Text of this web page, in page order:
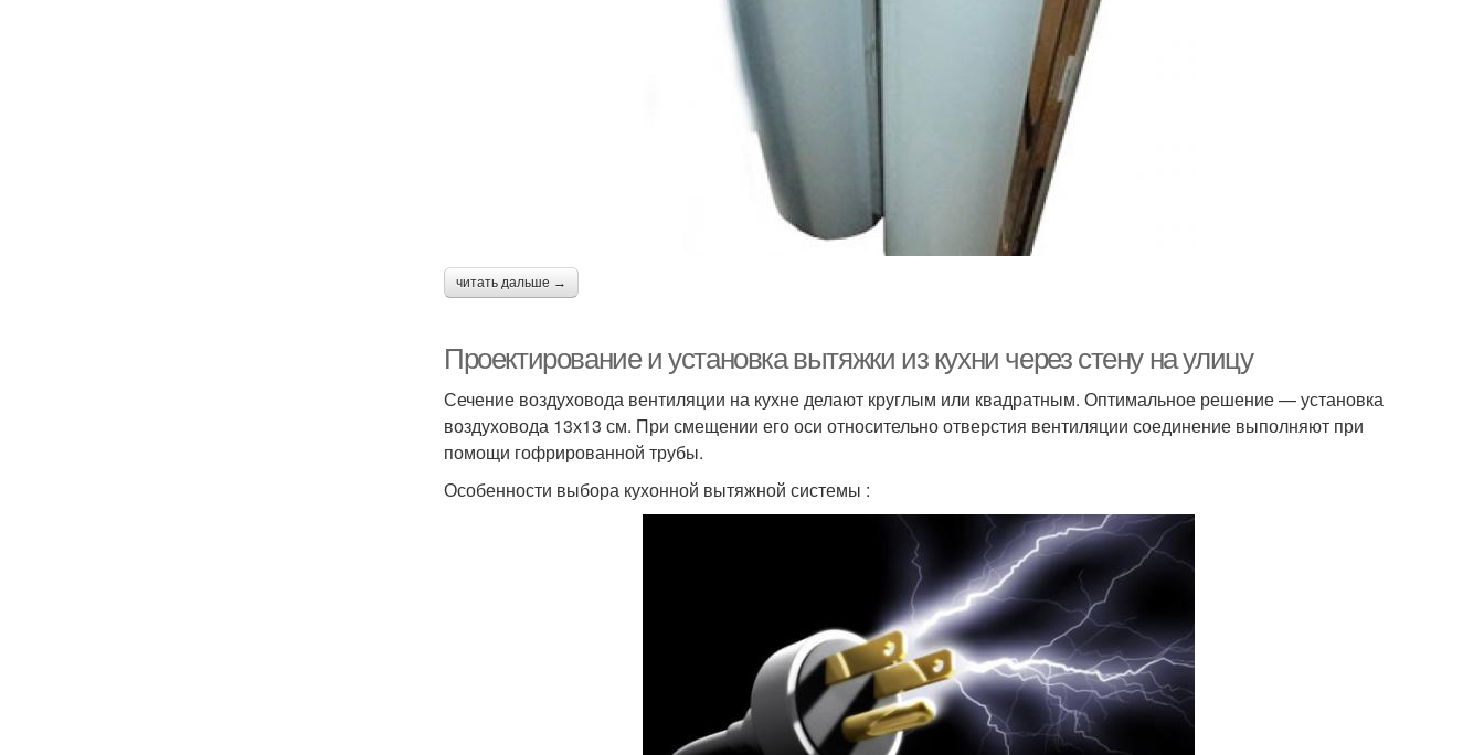
читать дальше →
Проектирование и установка вытяжки из кухни через стену на улицу
Сечение воздуховода вентиляции на кухне делают круглым или квадратным. Оптимальное решение — установка
воздуховода 13х13 см. При смещении его оси относительно отверстия вентиляции соединение выполняют при
помощи гофрированной трубы.
Особенности выбора кухонной вытяжной системы :